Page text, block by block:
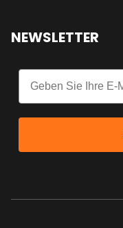
NEWSLETTER
Email